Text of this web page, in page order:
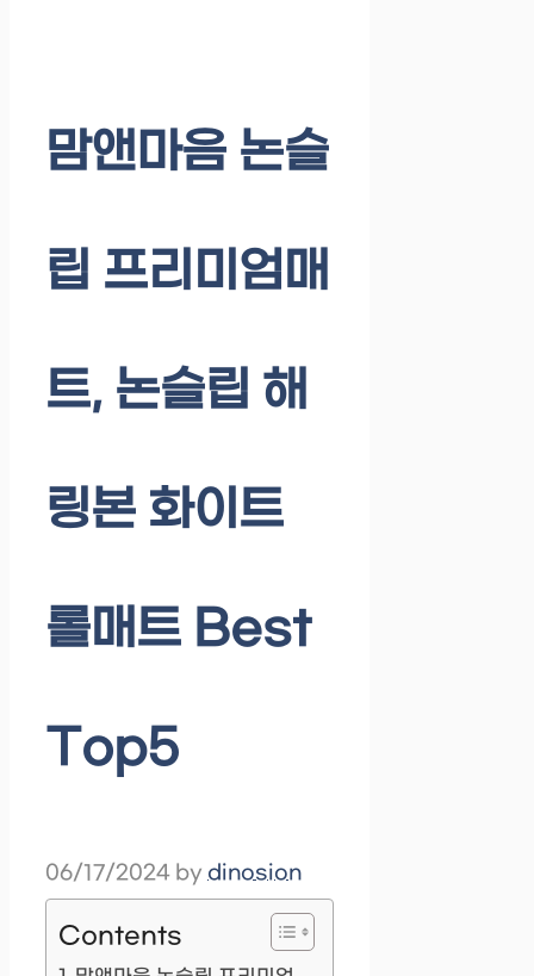
맘앤마음 논슬
립 프리미엄매
트, 논슬립 해
링본 화이트
롤매트 Best
Top5
06/17/2024 by dinosion
Contents